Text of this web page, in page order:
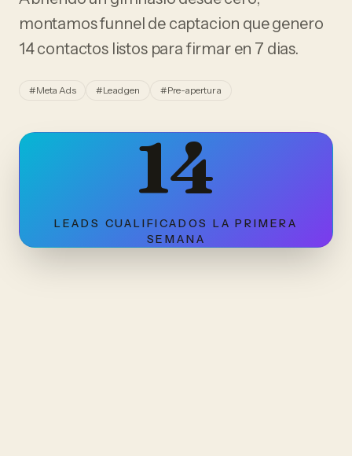
montamos funnel de captacion que genero
14 contactos listos para firmar en 7 dias.
#Meta Ads #Lead gen #Pre-apertura
14
LEADS CUALIFICADOS LA PRIMERA
SEMANA